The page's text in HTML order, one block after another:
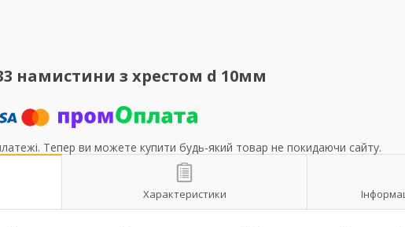
намистини з хрестом d 10мм
Тепер ви можете купити будь-який товар не покидаючи сайту.
Характеристики